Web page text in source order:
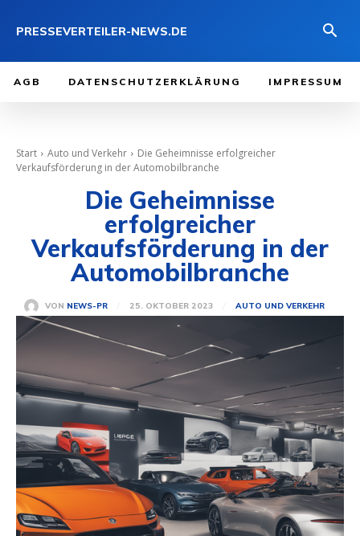
PRESSEVERTEILER-NEWS.DE
AGB DATENSCHUTZERKLÄRUNG IMPRESSUM
Start Auto und Verkehr
Die Geheimnisse erfolgreicher
Verkaufsförderung in der Automobilbranche
Die Geheimnisse
erfolgreicher
Verkaufsförderung in der
Automobilbranche
VON NEWS-PR 25. OKTOBER 2023 AUTO UND VERKEHR